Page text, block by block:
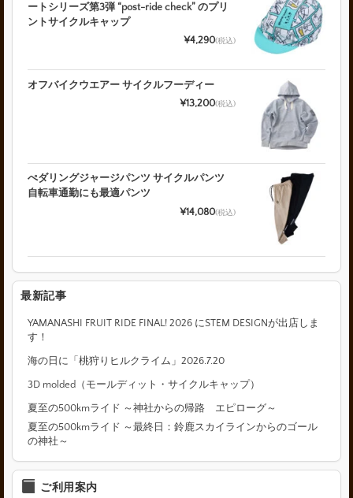
ートシリーズ第3弾 “post-ride check” のプリ
ントサイクルキャップ
¥4,290(税込)
オフバイクウエアー サイクルフーディー
¥13,200(税込)
ぺダリングジャージパンツ サイクルパンツ
自転車通勤にも最適パンツ
¥14,080(税込)
最新記事
YAMANASHI FRUIT RIDE FINAL! 2026 にSTEM DESIGNが出店しま
す！
海の日に「桃狩りヒルクライム」2026.7.20
3D molded（モールディット・サイクルキャップ）
夏至の500kmライド ～神社からの帰路 エピローグ～
夏至の500kmライド ～最終日：鈴鹿スカイラインからのゴール
の神社～
ご利用案内